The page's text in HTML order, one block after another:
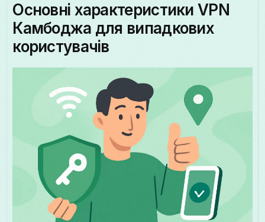
Основні характеристики VPN
Камбоджа для випадкових
користувачів